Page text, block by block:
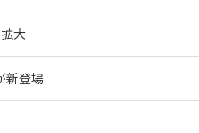
大
新登場